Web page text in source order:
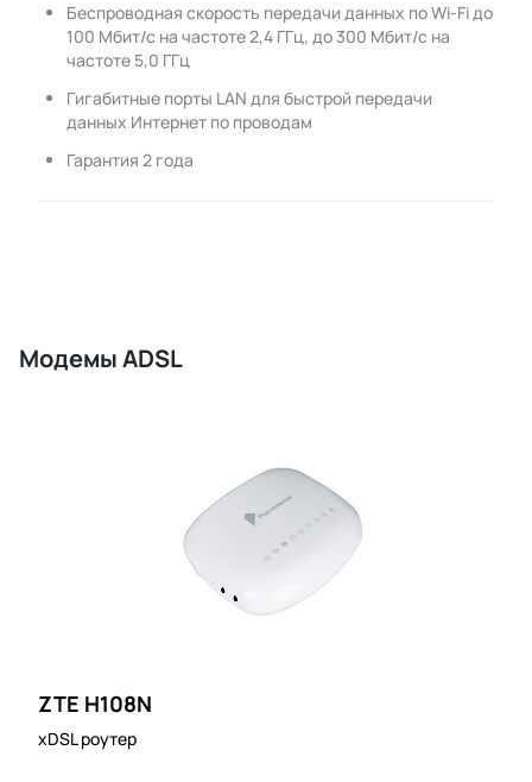
Беспроводная скорость передачи данных по Wi-Fi до
100 Мбит/с на частоте 2,4 ГГц, до 300 Мбит/с на
частоте 5,0 ГГц
Гигабитные порты LAN для быстрой передачи
данных Интернет по проводам
Гарантия 2 года
Модемы ADSL
ZTE H108N
xDSL роутер